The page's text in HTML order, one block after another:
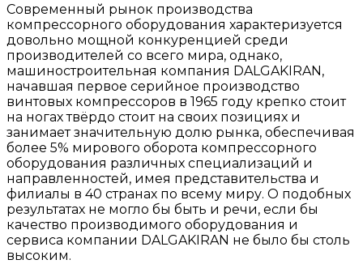
Современный рынок производства
компрессорного оборудования характеризуется
довольно мощной конкуренцией среди
производителей со всего мира, однако,
машиностроительная компания DALGAKIRAN,
начавшая первое серийное производство
винтовых компрессоров в 1965 году крепко стоит
на ногах твёрдо стоит на своих позициях и
занимает значительную долю рынка, обеспечивая
более 5% мирового оборота компрессорного
оборудования различных специализаций и
направленностей, имея представительства и
филиалы в 40 странах по всему миру. О подобных
результатах не могло бы быть и речи, если бы
качество производимого оборудования и
сервиса компании DALGAKIRAN не было бы столь
высоким.